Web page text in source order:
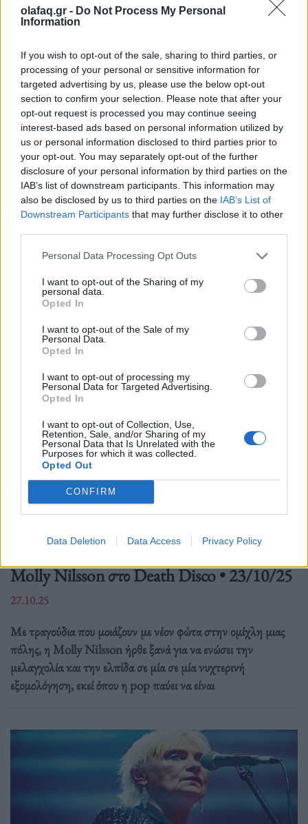
olafaq.gr - Do Not Process My Personal
Information
If you wish to opt-out of the sale, sharing to third parties, or
processing of your personal or sensitive information for
targeted advertising by us, please use the below opt-out
section to confirm your selection. Please note that after your
opt-out request is processed you may continue seeing
interest-based ads based on personal information utilized by
us or personal information disclosed to third parties prior to
your opt-out. You may separately opt-out of the further
disclosure of your personal information by third parties on the
IAB’s list of downstream participants. This information may
also be disclosed by us to third parties on the IAB’s List of
Downstream Participants that may further disclose it to other
Personal Data Processing Opt Outs
I want to opt-out of the Sharing of my
personal data.
Opted In
I want to opt-out of the Sale of my
Personal Data.
Opted In
I want to opt-out of processing my
Personal Data for Targeted Advertising.
Opted In
I want to opt-out of Collection, Use,
Retention, Sale, and/or Sharing of my
Personal Data that Is Unrelated with the
Purposes for which it was collected.
Opted Out
CONFIRM
Data Deletion Data Access Privacy Policy
Κλείστε τη θέση σας έγκαιρα καθώς και οι δύο βραδιές θα κρατήσουν τον
Ακολουθήστε το OLAFAQ
στο Google News
The FAQ Team
Δείτε επίσης
Molly Nilsson στο Death Disco • 23/10/25
27.10.25
Με τραγούδια που μοιάζουν με νέον φώτα στην ομίχλη μιας
πόλης, η Molly Nilsson ήρθε ξανά για να ενώσει την
μελαγχολία και την ελπίδα σε μία σε μία νυχτερινή
εξομολόγηση, εκεί όπου η pop παύει να είναι